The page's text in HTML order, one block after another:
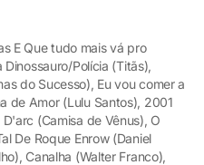
E Que tudo mais vá pro
Polícia (Titãs),
do Sucesso), Eu vou comer a
de Amor (Lulu Santos), 2001
(Camisa de Vênus), O
De Roque Enrow (Daniel
Canalha (Walter Franco),